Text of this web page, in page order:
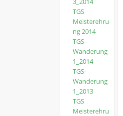
TGS
Meisterehru
ng 2014
TGS-
Wanderung
1_2014
TGS-
Wanderung
1_2013
TGS
Meisterehru